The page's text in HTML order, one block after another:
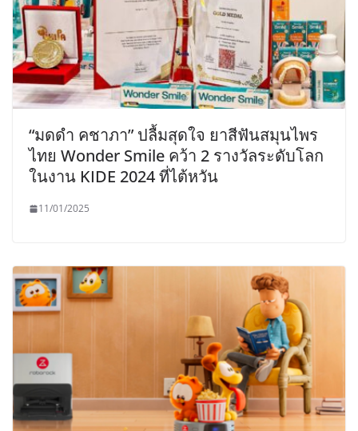
“มดดำ คชาภา” ปลื้มสุดใจ ยาสีฟันสมุนไพร
ไทย Wonder Smile คว้า 2 รางวัลระดับโลก
ในงาน KIDE 2024 ที่ไต้หวัน
11/01/2025